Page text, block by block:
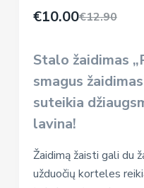
€12.90
€10.00
Stalo žaidimas
smagus
suteikia
lavina!
Žaidimą žaisti gali du
užduočių korteles